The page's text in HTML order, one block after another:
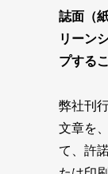
誌面（
リーン
プする
弊社刊
文章を
て、許